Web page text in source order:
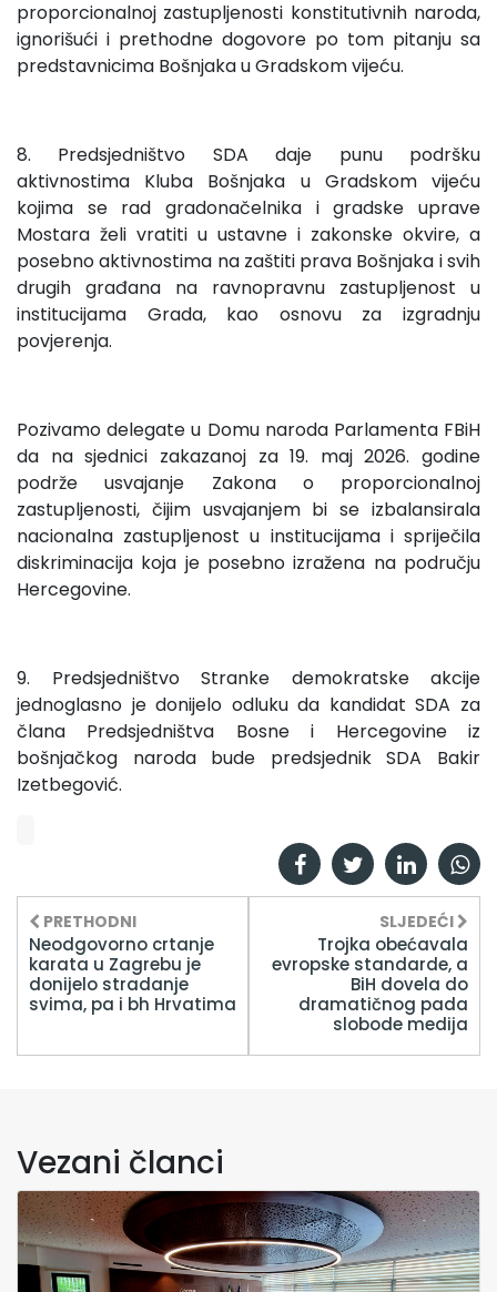
proporcionalnoj zastupljenosti konstitutivnih naroda,
ignorišući i prethodne dogovore po tom pitanju sa
predstavnicima Bošnjaka u Gradskom vijeću.
8. Predsjedništvo SDA daje punu podršku
aktivnostima Kluba Bošnjaka u Gradskom vijeću
kojima se rad gradonačelnika i gradske uprave
Mostara želi vratiti u ustavne i zakonske okvire, a
posebno aktivnostima na zaštiti prava Bošnjaka i svih
drugih građana na ravnopravnu zastupljenost u
institucijama Grada, kao osnovu za izgradnju
povjerenja.
Pozivamo delegate u Domu naroda Parlamenta FBiH
da na sjednici zakazanoj za 19. maj 2026. godine
podrže usvajanje Zakona o proporcionalnoj
zastupljenosti, čijim usvajanjem bi se izbalansirala
nacionalna zastupljenost u institucijama i spriječila
diskriminacija koja je posebno izražena na području
Hercegovine.
9. Predsjedništvo Stranke demokratske akcije
jednoglasno je donijelo odluku da kandidat SDA za
člana Predsjedništva Bosne i Hercegovine iz
bošnjačkog naroda bude predsjednik SDA Bakir
Izetbegović.
PRETHODNI
Neodgovorno crtanje
karata u Zagrebu je
donijelo stradanje
svima, pa i bh Hrvatima
SLJEDEĆI
Trojka obećavala
evropske standarde, a
BiH dovela do
dramatičnog pada
slobode medija
Vezani članci